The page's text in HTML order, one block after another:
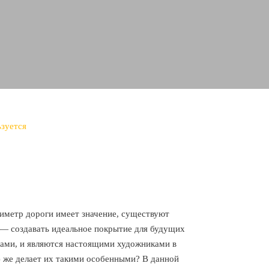
дороги имеет значение, существуют
создавать идеальное покрытие для будущих
и являются настоящими художниками в
же делает их такими особенными? В данной